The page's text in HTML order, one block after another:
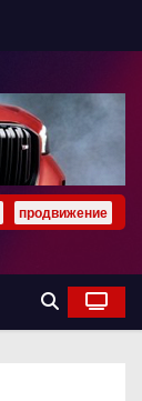
продвижение